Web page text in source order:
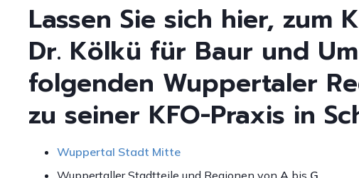
Lassen Sie sich hier, zum
Dr. Kölkü für Baur und
folgenden Wuppertaler
zu seiner KFO-Praxis in
Wuppertal Stadt Mitte
Wuppertaller Stadtteile und Regionen von A bis G